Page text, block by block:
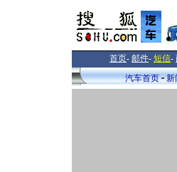
首页- 邮件- 短信-
汽车首页
新